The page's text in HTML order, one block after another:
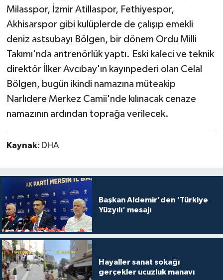
Milasspor, İzmir Atillaspor, Fethiyespor,
Akhisarspor gibi kulüplerde de çalışıp emekli
deniz astsubayı Bölgen, bir dönem Ordu Milli
Takımı'nda antrenörlük yaptı. Eski kaleci ve teknik
direktör İlker Avcıbay'ın kayınpederi olan Celal
Bölgen, bugün ikindi namazına müteakip
Narlıdere Merkez Camii'nde kılınacak cenaze
namazının ardından toprağa verilecek.
Kaynak: DHA
Başkan Aldemir'den 'Türkiye
Yüzyılı' mesajı
Hayaller sanat sokağı
gerçekler ucuzluk manavı